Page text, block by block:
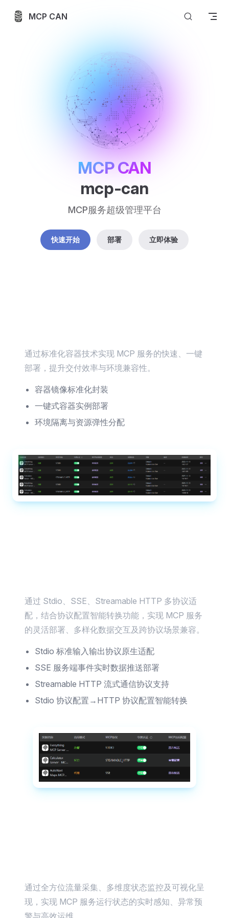
Skip to content
MCP CAN
MCP CAN
mcp-can
MCP服务超级管理平台
快速开始 部署 立即体验
通过标准化容器技术实现 MCP 服务的快速、一键
部署，提升交付效率与环境兼容性。
容器镜像标准化封装
一键式容器实例部署
环境隔离与资源弹性分配
通过 Stdio、SSE、Streamable HTTP 多协议适
配，结合协议配置智能转换功能，实现 MCP 服务
的灵活部署、多样化数据交互及跨协议场景兼容。
Stdio 标准输入输出协议原生适配
SSE 服务端事件实时数据推送部署
Streamable HTTP 流式通信协议支持
Stdio 协议配置→HTTP 协议配置智能转换
通过全方位流量采集、多维度状态监控及可视化呈
现，实现 MCP 服务运行状态的实时感知、异常预
警与高效运维。